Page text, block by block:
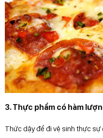
3. Thực phẩm có hàm
Thức dậy để đi vệ sinh thực